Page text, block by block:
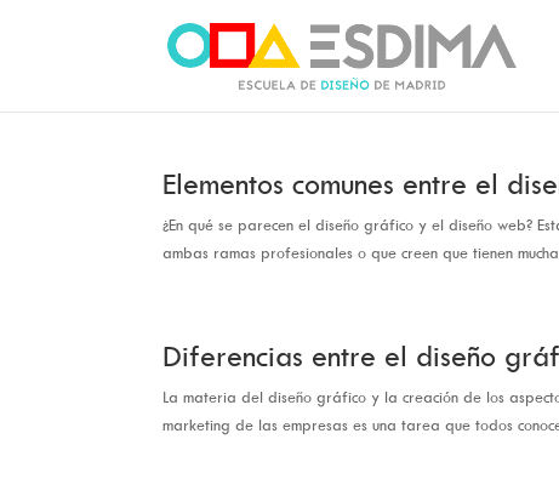
Elementos comunes entre el
¿En qué se parecen el diseño gráfico y el diseño web?
ambas ramas profesionales o que creen que tienen
Diferencias entre el diseño
La materia del diseño gráfico y la creación de los
marketing de las empresas es una tarea que todos